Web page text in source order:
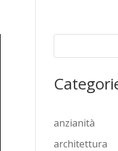
anzianità
architettura